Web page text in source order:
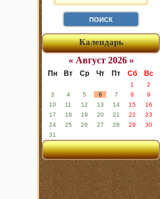
Календарь
« Август 2026 »
Пн Вт Ср Чт Пт Сб Вс
1
2
3
4 5 6 7 8
9
10
11 12 13 14 15
16
17
18 19 20 21 22
23
24
25 26 27 28 29
30
31